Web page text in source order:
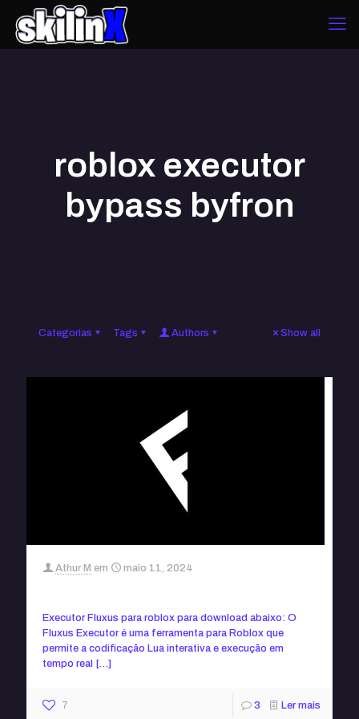
roblox executor
bypass byfron
Categorias Tags Authors Show all
Athur M em maio 11, 2024
Executor Fluxus para roblox para download abaixo: O
Fluxus Executor é uma ferramenta para Roblox que
permite a codificação Lua interativa e execução em
tempo real
[…]
7 3 Ler mais